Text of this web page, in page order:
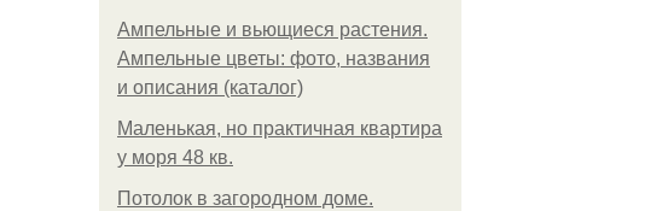
Ампельные и вьющиеся растения.
Ампельные цветы: фото, названия
и описания (каталог)
Маленькая, но практичная квартира
у моря 48 кв.
Потолок в загородном доме.